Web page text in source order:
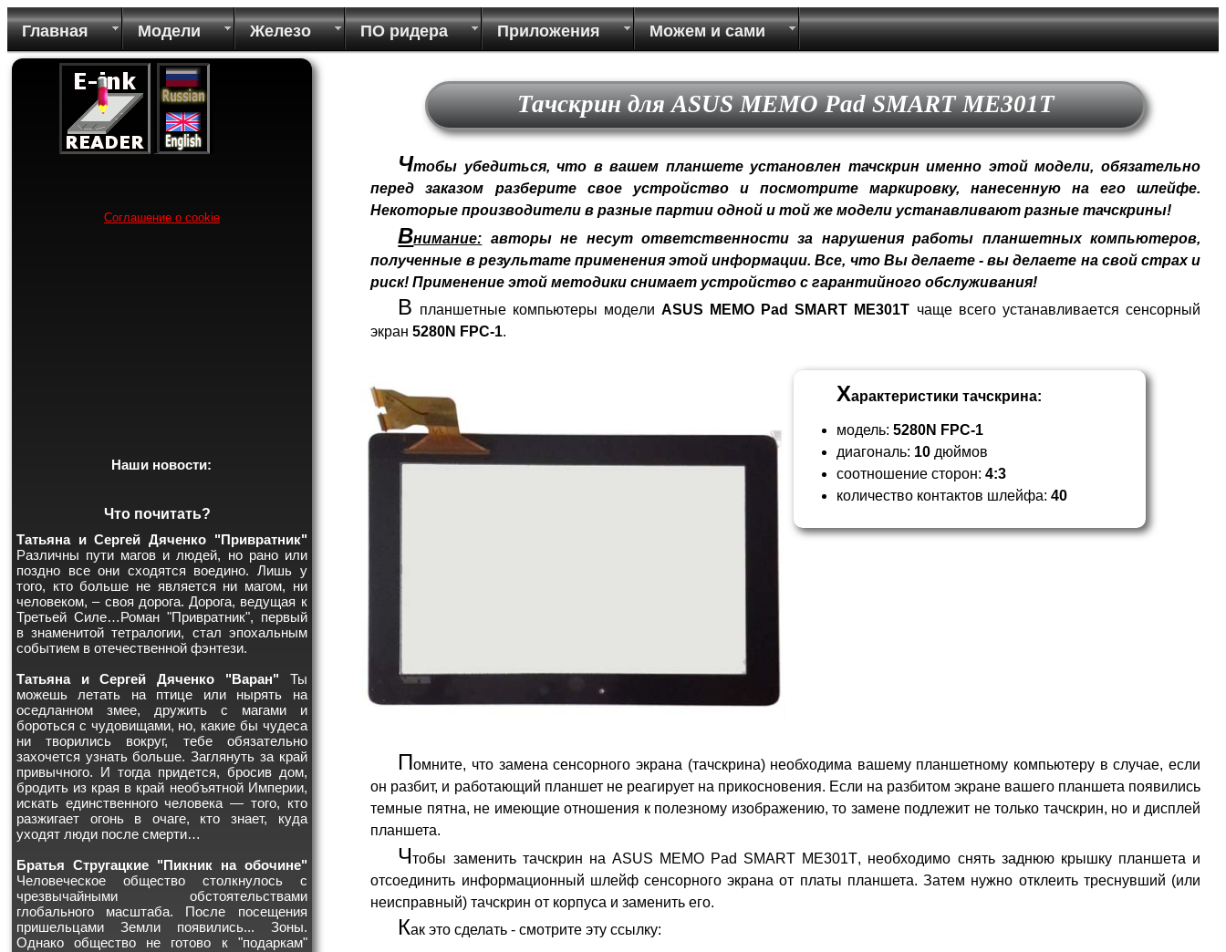
Главная Модели Железо ПО ридера Приложения Можем и сами
Тачскрин для ASUS MEMO Pad SMART ME301T
Чтобы убедиться, что в вашем планшете установлен тачскрин именно этой модели, обязательно
перед заказом разберите свое устройство и посмотрите маркировку, нанесенную на его шлейфе.
Некоторые производители в разные партии одной и той же модели устанавливают разные тачскрины!
Внимание: авторы не несут ответственности за нарушения работы планшетных компьютеров,
полученные в результате применения этой информации. Все, что Вы делаете - вы делаете на свой страх и
риск! Применение этой методики снимает устройство с гарантийного обслуживания!
В планшетные компьютеры модели ASUS MEMO Pad SMART ME301T чаще всего устанавливается сенсорный
экран5280N FPC-1.
Характеристики тачскрина:
модель:5280N FPC-1
диагональ: 10 дюймов
соотношение сторон:4:3
количество контактов шлейфа:40
Помните, что замена сенсорного экрана (тачскрина) необходима вашему планшетному компьютеру в случае, если
он разбит, и работающий планшет не реагирует на прикосновения. Если на разбитом экране вашего планшета появились
темные пятна, не имеющие отношения к полезному изображению, то замене подлежит не только тачскрин, но и дисплей
планшета.
Чтобы заменить тачскрин на ASUS MEMO Pad SMART ME301T, необходимо снять заднюю крышку планшета и
отсоединить информационный шлейф сенсорного экрана от платы планшета. Затем нужно отклеить треснувший (или
неисправный) тачскрин от корпуса и заменить его.
Как это сделать - смотрите эту ссылку:
Соглашение о cookie
Наши новости:
Что почитать?
Татьяна и Сергей Дяченко "Привратник"
Различны пути магов и людей, но рано или
поздно все они сходятся воедино. Лишь у
того, кто больше не является ни магом, ни
человеком, – своя дорога. Дорога, ведущая к
Третьей Силе…Роман "Привратник", первый
в знаменитой тетралогии, стал эпохальным
событием в отечественной фэнтези.
Татьяна и Сергей Дяченко "Варан" Ты
можешь летать на птице или нырять на
оседланном змее, дружить с магами и
бороться с чудовищами, но, какие бы чудеса
ни творились вокруг, тебе обязательно
захочется узнать больше. Заглянуть за край
привычного. И тогда придется, бросив дом,
бродить из края в край необъятной Империи,
искать единственного человека — того, кто
разжигает огонь в очаге, кто знает, куда
уходят люди после смерти…
Братья Стругацкие "Пикник на обочине"
Человеческое общество столкнулось с
чрезвычайными обстоятельствами
глобального масштаба. После посещения
пришельцами Земли появились... Зоны.
Однако общество не готово к "подаркам"